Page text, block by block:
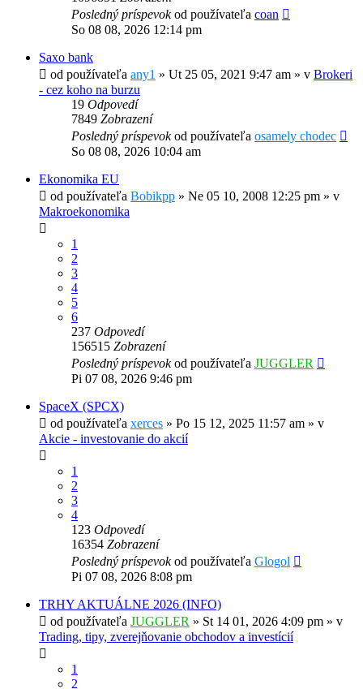
Posledný príspevokod používateľa coan
So 08 08, 2026 12:14 pm
Saxo bank
od používateľa any1 » Ut 25 05, 2021 9:47 am » v Brokeri
- cez koho na burzu
19 Odpovedí
7849 Zobrazení
Posledný príspevokod používateľa osamely chodec
So 08 08, 2026 10:04 am
Ekonomika EU
od používateľa Bobikpp » Ne 05 10, 2008 12:25 pm » v
Makroekonomika
1
2
3
4
5
6
237 Odpovedí
156515 Zobrazení
Posledný príspevokod používateľa JUGGLER
Pi 07 08, 2026 9:46 pm
SpaceX (SPCX)
od používateľa xerces » Po 15 12, 2025 11:57 am » v
Akcie - investovanie do akcií
1
2
3
4
123 Odpovedí
16354 Zobrazení
Posledný príspevokod používateľa Glogol
Pi 07 08, 2026 8:08 pm
TRHY AKTUÁLNE 2026 (INFO)
od používateľa JUGGLER » St 14 01, 2026 4:09 pm » v
Trading, tipy, zverejňovanie obchodov a investícií
1
2